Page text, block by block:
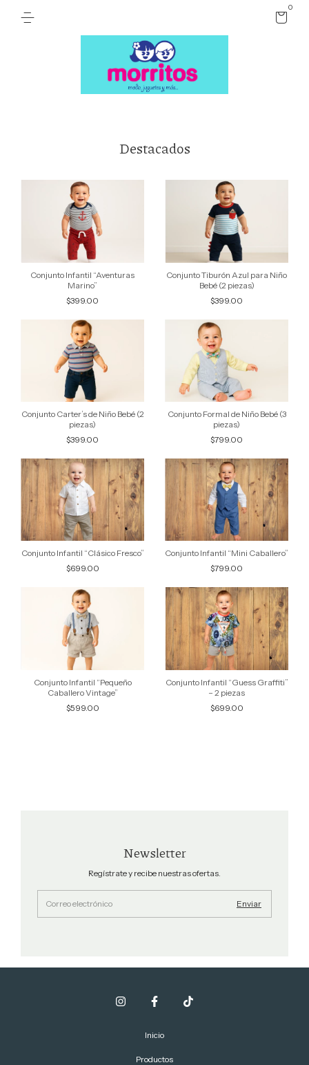
0
Destacados
Conjunto Infantil “Aventuras
Marino”
$399.00
Conjunto Tiburón Azul para Niño
Bebé (2 piezas)
$399.00
Conjunto Carter’s de Niño Bebé (2
piezas)
$399.00
Conjunto Formal de Niño Bebé (3
piezas)
$799.00
Conjunto Infantil “Clásico Fresco”
$699.00
Conjunto Infantil “Mini Caballero”
$799.00
Conjunto Infantil “Pequeño
Caballero Vintage”
$599.00
Conjunto Infantil “Guess Graffiti”
– 2 piezas
$699.00
Newsletter
Regístrate y recibe nuestras ofertas.
Inicio
Productos